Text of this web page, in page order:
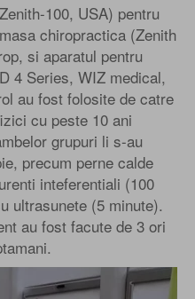
100, USA) pentru
chiropractica (Zenith
si aparatul pentru
4 Series, WIZ medical,
au fost folosite de catre
cu peste 10 ani
grupuri li s-au
precum perne calde
inteferentiali (100
ultrasunete (5 minute).
au fost facute de 3 ori